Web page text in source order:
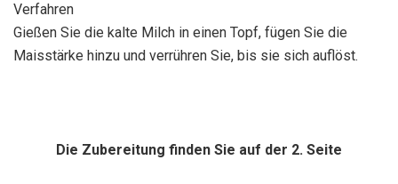
Verfahren
Gießen Sie die kalte Milch in einen Topf, fügen Sie die
Maisstärke hinzu und verrühren Sie, bis sie sich auflöst.
Die Zubereitung finden Sie auf der 2. Seite